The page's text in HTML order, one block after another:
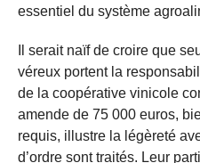
essentiel du système
Il serait naïf de croire que
véreux portent la
de la coopérative vinicole
amende de 75 000 euros,
requis, illustre la légèreté
d’ordre sont traités. Leur